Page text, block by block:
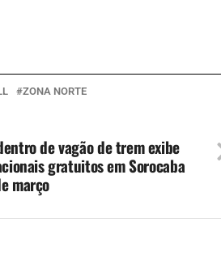
ZONA NORTE
de vagão de trem exibe
gratuitos em Sorocaba
março